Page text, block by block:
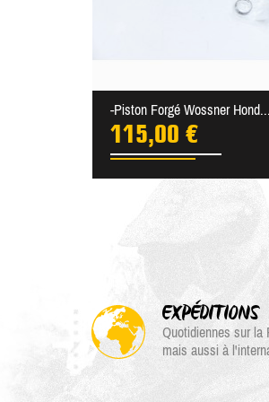
-Piston Forgé Wossner Hond...
115,00 €
EXPÉDITIONS
Quotidiennes sur la
mais aussi à